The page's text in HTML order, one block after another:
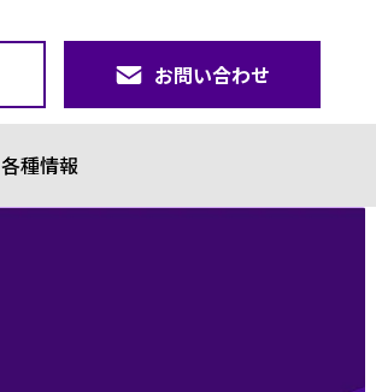
お問い合わせ
各種情報